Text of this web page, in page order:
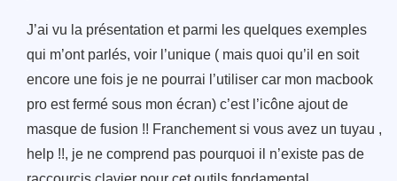
J’ai vu la présentation et parmi les quelques exemples
qui m’ont parlés, voir l’unique ( mais quoi qu’il en soit
encore une fois je ne pourrai l’utiliser car mon macbook
pro est fermé sous mon écran) c’est l’icône ajout de
masque de fusion !! Franchement si vous avez un tuyau ,
help !!, je ne comprend pas pourquoi il n’existe pas de